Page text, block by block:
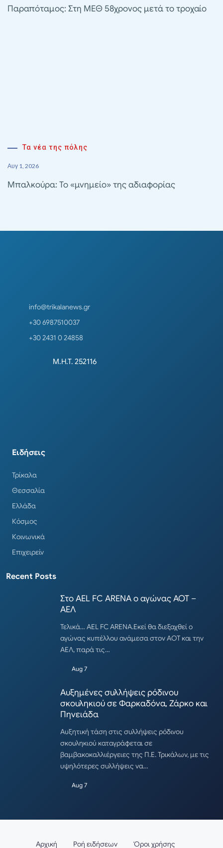
Παραπόταμος: Στη ΜΕΘ 58χρονος μετά το τροχαίο
Τα νέα της πόλης
Αυγ 1, 2026
Μπαλκούρα: Το «μνημείο» της αδιαφορίας
info@trikalanews.gr
+30 6987510037
+30 2431 0 24858
Μ.Η.Τ. 252116
Ειδήσεις
Τρίκαλα
Θεσσαλία
Ελλάδα
Κόσμος
Κοινωνικά
Επιχειρείν
Recent Posts
Στο AEL FC ARENA ο αγώνας ΑΟΤ –
ΑΕΛ
Τελικά… AEL FC ARENA.Εκεί θα διεξαχθεί ο
αγώνας κυπέλλου ανάμεσα στον ΑΟΤ και την
ΑΕΛ, παρά τις…
Aug 7
Αυξημένες συλλήψεις ρόδινου
σκουληκιού σε Φαρκαδόνα, Ζάρκο και
Πηνειάδα
Αυξητική τάση στις συλλήψεις ρόδινου
σκουληκιού καταγράφεται σε
βαμβακοκαλλιέργειες της Π.Ε. Τρικάλων, με τις
υψηλότερες συλλήψεις να…
Aug 7
Αρχική Ροή ειδήσεων Όροι χρήσης